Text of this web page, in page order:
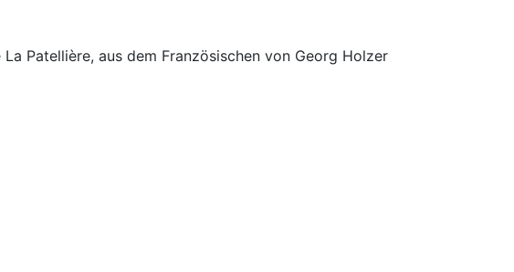
Patellière, aus dem Französischen von Georg Holzer